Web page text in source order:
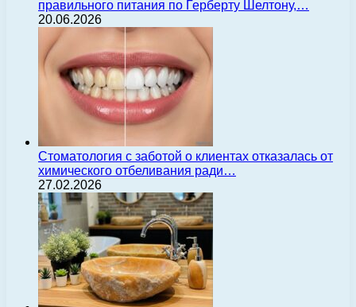
правильного питания по Герберту Шелтону,…
20.06.2026
Стоматология с заботой о клиентах отказалась от
химического отбеливания ради…
27.02.2026